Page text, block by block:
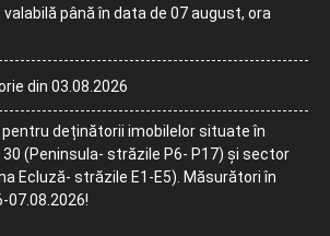
până în data de 07 august, ora
din 03.08.2026
pentru deținătorii imobilelor situate în
(Peninsula- străzile P6- P17) și sector
Ecluză- străzile E1-E5). Măsurători în
07.08.2026!